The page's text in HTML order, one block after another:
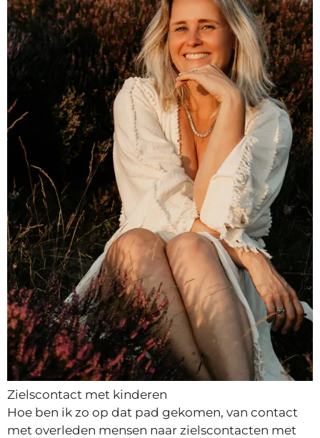
Zielscontact met kinderen
Hoe ben ik zo op dat pad gekomen, van contact
met overleden mensen naar zielscontacten met